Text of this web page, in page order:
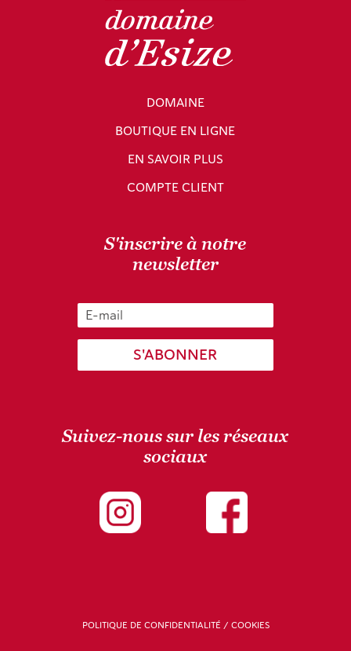
DOMAINE
BOUTIQUE EN LIGNE
EN SAVOIR PLUS
COMPTE CLIENT
S'inscrire à notre
newsletter
S'ABONNER
Suivez-nous sur les réseaux
sociaux
POLITIQUE DE CONFIDENTIALITÉ / COOKIES